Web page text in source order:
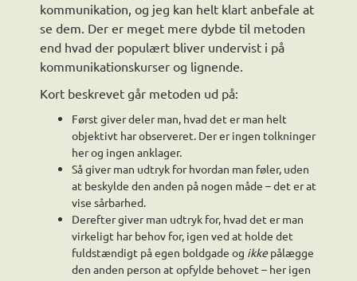
kommunikation, og jeg kan helt klart anbefale at
se dem. Der er meget mere dybde til metoden
end hvad der populært bliver undervist i på
kommunikationskurser og lignende.
Kort beskrevet går metoden ud på:
Først giver deler man, hvad det er man helt
objektivt har observeret. Der er ingen tolkninger
her og ingen anklager.
Så giver man udtryk for hvordan man føler, uden
at beskylde den anden på nogen måde – det er at
vise sårbarhed.
Derefter giver man udtryk for, hvad det er man
virkeligt har behov for, igen ved at holde det
fuldstændigt på egen boldgade og ikkepålægge
den anden person at opfylde behovet – her igen